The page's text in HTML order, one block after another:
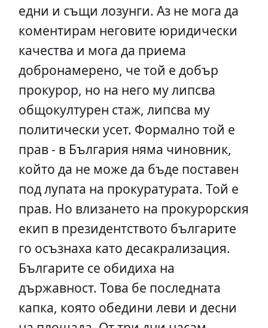
едни и същи лозунги. Аз не мога да
коментирам неговите юридически
качества и мога да приема
добронамерено, че той е добър
прокурор, но на него му липсва
общокултурен стаж, липсва му
политически усет. Формално той е
прав - в България няма чиновник,
който да не може да бъде поставен
под лупата на прокуратурата. Той е
прав. Но влизането на прокурорския
екип в президентството българите
го осъзнаха като десакрализация.
Българите се обидиха на
държавност. Това бе последната
капка, която обедини леви и десни